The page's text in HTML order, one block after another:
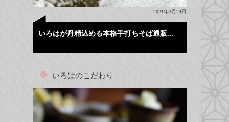
2021年3月24日
いろはが丹精込める本格手打ちそば通販...
いろはのこだわり